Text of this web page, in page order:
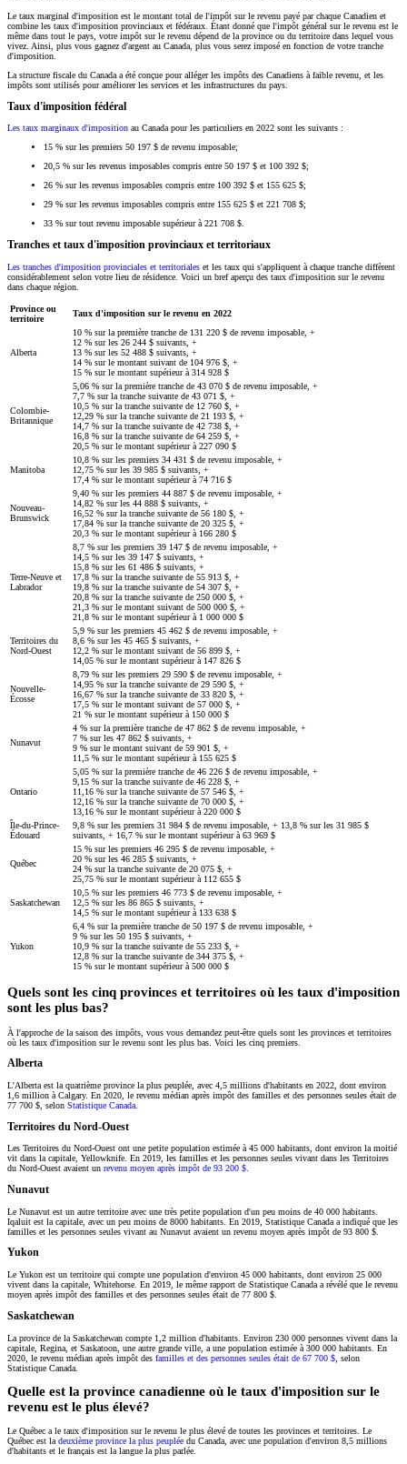
Le taux marginal d'imposition est le montant total de l'impôt sur le revenu payé par chaque Canadien et
combine les taux d'imposition provinciaux et fédéraux. Étant donné que l'impôt général sur le revenu est le
même dans tout le pays, votre impôt sur le revenu dépend de la province ou du territoire dans lequel vous
vivez. Ainsi, plus vous gagnez d'argent au Canada, plus vous serez imposé en fonction de votre tranche
d'imposition.
La structure fiscale du Canada a été conçue pour alléger les impôts des Canadiens à faible revenu, et les
impôts sont utilisés pour améliorer les services et les infrastructures du pays.
Taux d'imposition fédéral
Les taux marginaux d'imposition au Canada pour les particuliers en 2022 sont les suivants :
15 % sur les premiers 50 197 $ de revenu imposable;
20,5 % sur les revenus imposables compris entre 50 197 $ et 100 392 $;
26 % sur les revenus imposables compris entre 100 392 $ et 155 625 $;
29 % sur les revenus imposables compris entre 155 625 $ et 221 708 $;
33 % sur tout revenu imposable supérieur à 221 708 $.
Tranches et taux d'imposition provinciaux et territoriaux
Les tranches d'imposition provinciales et territoriales et les taux qui s'appliquent à chaque tranche diffèrent
considérablement selon votre lieu de résidence. Voici un bref aperçu des taux d'imposition sur le revenu
dans chaque région.
Province ou
territoire
Taux d'imposition sur le revenu en 2022
Alberta
10 % sur la première tranche de 131 220 $ de revenu imposable, +
12 % sur les 26 244 $ suivants, +
13 % sur les 52 488 $ suivants, +
14 % sur le montant suivant de 104 976 $, +
15 % sur le montant supérieur à 314 928 $
Colombie-
Britannique
5,06 % sur la première tranche de 43 070 $ de revenu imposable, +
7,7 % sur la tranche suivante de 43 071 $, +
10,5 % sur la tranche suivante de 12 760 $, +
12,29 % sur la tranche suivante de 21 193 $, +
14,7 % sur la tranche suivante de 42 738 $, +
16,8 % sur la tranche suivante de 64 259 $, +
20,5 % sur le montant supérieur à 227 090 $
Manitoba
10,8 % sur les premiers 34 431 $ de revenu imposable, +
12,75 % sur les 39 985 $ suivants, +
17,4 % sur le montant supérieur à 74 716 $
Nouveau-
Brunswick
9,40 % sur les premiers 44 887 $ de revenu imposable, +
14,82 % sur les 44 888 $ suivants, +
16,52 % sur la tranche suivante de 56 180 $, +
17,84 % sur la tranche suivante de 20 325 $, +
20,3 % sur le montant supérieur à 166 280 $
Terre-Neuve et
Labrador
8,7 % sur les premiers 39 147 $ de revenu imposable, +
14,5 % sur les 39 147 $ suivants, +
15,8 % sur les 61 486 $ suivants, +
17,8 % sur la tranche suivante de 55 913 $, +
19,8 % sur la tranche suivante de 54 307 $, +
20,8 % sur la tranche suivante de 250 000 $, +
21,3 % sur le montant suivant de 500 000 $, +
21,8 % sur le montant supérieur à 1 000 000 $
Territoires du
Nord-Ouest
5,9 % sur les premiers 45 462 $ de revenu imposable, +
8,6 % sur les 45 465 $ suivants, +
12,2 % sur le montant suivant de 56 899 $, +
14,05 % sur le montant supérieur à 147 826 $
Nouvelle-
Écosse
8,79 % sur les premiers 29 590 $ de revenu imposable, +
14,95 % sur la tranche suivante de 29 590 $, +
16,67 % sur la tranche suivante de 33 820 $, +
17,5 % sur le montant suivant de 57 000 $, +
21 % sur le montant supérieur à 150 000 $
Nunavut
4 % sur la première tranche de 47 862 $ de revenu imposable, +
7 % sur les 47 862 $ suivants, +
9 % sur le montant suivant de 59 901 $, +
11,5 % sur le montant supérieur à 155 625 $
Ontario
5,05 % sur la première tranche de 46 226 $ de revenu imposable, +
9,15 % sur la tranche suivante de 46 228 $, +
11,16 % sur la tranche suivante de 57 546 $, +
12,16 % sur la tranche suivante de 70 000 $, +
13,16 % sur le montant supérieur à 220 000 $
Île-du-Prince-
Édouard
9,8 % sur les premiers 31 984 $ de revenu imposable, + 13,8 % sur les 31 985 $
suivants, + 16,7 % sur le montant supérieur à 63 969 $
Québec
15 % sur les premiers 46 295 $ de revenu imposable, +
20 % sur les 46 285 $ suivants, +
24 % sur la tranche suivante de 20 075 $, +
25,75 % sur le montant supérieur à 112 655 $
Saskatchewan
10,5 % sur les premiers 46 773 $ de revenu imposable, +
12,5 % sur les 86 865 $ suivants, +
14,5 % sur le montant supérieur à 133 638 $
Yukon
6,4 % sur la première tranche de 50 197 $ de revenu imposable, +
9 % sur les 50 195 $ suivants, +
10,9 % sur la tranche suivante de 55 233 $, +
12,8 % sur la tranche suivante de 344 375 $, +
15 % sur le montant supérieur à 500 000 $
Quels sont les cinq provinces et territoires où les taux d'imposition
sont les plus bas?
À l'approche de la saison des impôts, vous vous demandez peut-être quels sont les provinces et territoires
où les taux d'imposition sur le revenu sont les plus bas. Voici les cinq premiers.
Alberta
L'Alberta est la quatrième province la plus peuplée, avec 4,5 millions d'habitants en 2022, dont environ
1,6 million à Calgary. En 2020, le revenu médian après impôt des familles et des personnes seules était de
77 700 $, selon Statistique Canada
Territoires du Nord-Ouest
Les Territoires du Nord-Ouest ont une petite population estimée à 45 000 habitants, dont environ la moitié
vit dans la capitale, Yellowknife. En 2019, les familles et les personnes seules vivant dans les Territoires
du Nord-Ouest avaient un revenu moyen après impôt de 93 200 $.
Nunavut
Le Nunavut est un autre territoire avec une très petite population d'un peu moins de 40 000 habitants.
Iqaluit est la capitale, avec un peu moins de 8000 habitants. En 2019, Statistique Canada a indiqué que les
familles et les personnes seules vivant au Nunavut avaient un revenu moyen après impôt de 93 800 $.
Yukon
Le Yukon est un territoire qui compte une population d'environ 45 000 habitants, dont environ 25 000
vivent dans la capitale, Whitehorse. En 2019, le même rapport de Statistique Canada a révélé que le revenu
moyen après impôt des familles et des personnes seules était de 77 800 $.
Saskatchewan
La province de la Saskatchewan compte 1,2 million d'habitants. Environ 230 000 personnes vivent dans la
capitale, Regina, et Saskatoon, une autre grande ville, a une population estimée à 300 000 habitants. En
2020, le revenu médian après impôt des familles et des personnes seules était de 67 700 $ , selon
Statistique Canada.
Quelle est la province canadienne où le taux d'imposition sur le
revenu est le plus élevé?
Le Québec a le taux d'imposition sur le revenu le plus élevé de toutes les provinces et territoires. Le
Québec est ladeuxième province la plus peuplée du Canada, avec une population d'environ 8,5 millions
d'habitants et le français est la langue la plus parlée.